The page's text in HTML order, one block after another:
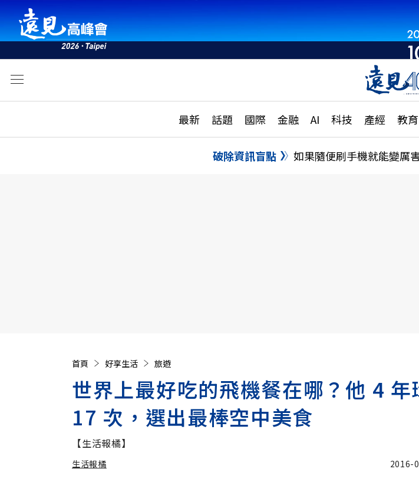
最新 話題 國際 金融 AI 科技 產經 教育
活動
話題
國際
特輯
大學升
縣市
破除資訊盲點 如果隨便刷手機就能變厲
首頁 好享生活 旅遊
世界上最好吃的飛機餐在哪？他 4 年
17 次，選出最棒空中美食
【生活報橘】
生活報橘 2016-